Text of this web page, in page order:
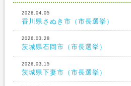
2026.04.05
香川県さぬき市（市長選挙）
2026.03.28
茨城県石岡市（市長選挙）
2026.03.15
茨城県下妻市（市長選挙）